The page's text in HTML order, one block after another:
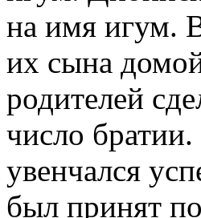
на имя игум.
их сына
родителей
число
увенчался
был принят